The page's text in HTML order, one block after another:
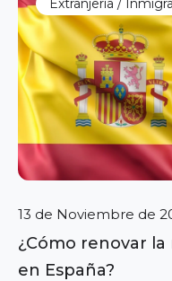
Extranjería /
13 de Noviembre de
¿Cómo renovar
en España?